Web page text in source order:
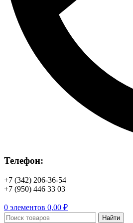
Телефон:
+7 (342) 206-36-54
+7 (950) 446 33 03
0 элементов 0,00 ₽
Найти